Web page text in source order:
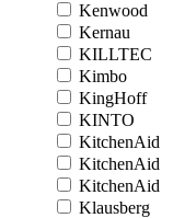
Kenwood
Kernau
KILLTEC
Kimbo
KingHoff
KINTO
KitchenAid
KitchenAid
KitchenAid
Klausberg